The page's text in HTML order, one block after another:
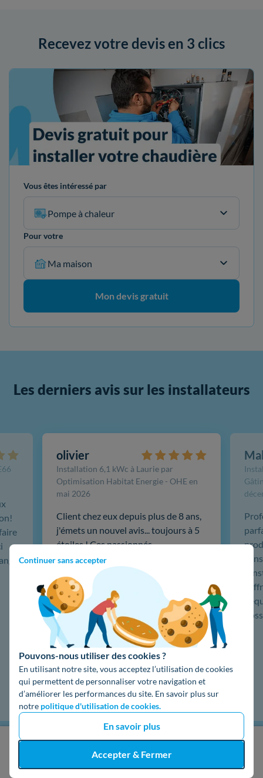
Continuer sans accepter
Pouvons-nous utiliser des cookies ?
En utilisant notre site, vous acceptez l’utilisation de cookies
qui permettent de personnaliser votre navigation et
d’améliorer les performances du site. En savoir plus sur
notre politique d'utilisation de cookies.
En savoir plus
Accepter & Fermer
J'obtiens un devis gratuit
Recevez votre devis en 3 clics
Vous êtes intéressé par
Pompe à chaleur
Pour votre
Ma maison
Mon devis gratuit
Les derniers avis sur les installateurs
olivier
Installation 6,1 kWc à Laurie par
Optimisation Habitat Energie - OHE en
mai 2026
Client chez eux depuis plus de 8 ans,
j'émets un nouvel avis... toujours à 5
étoiles ! Ces passionnés
particulièrement compétents m'ont
installé une centrale de 19 panneaux
solaires, puis une sauvegarde
batterie 5kw Emphase, du très haut
de gamme. …
Lire la suite